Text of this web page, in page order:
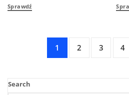
Sprawdź
1 2 3 4
Search